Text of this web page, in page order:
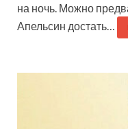
на ночь. Можно
Апельсин достать…